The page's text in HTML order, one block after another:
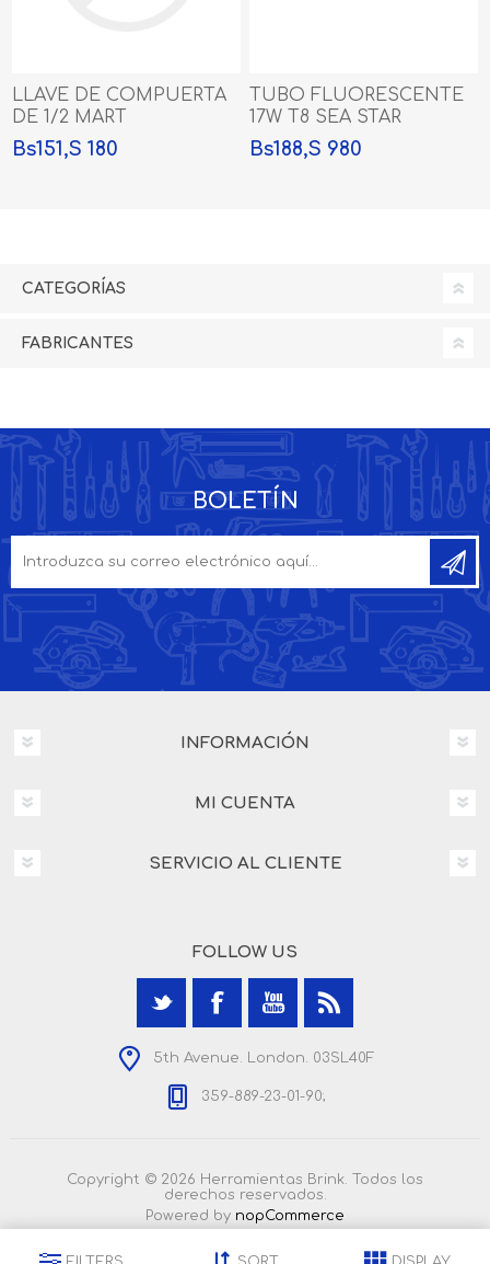
LLAVE DE COMPUERTA
DE 1/2 MART
Bs151,S 180
TUBO FLUORESCENTE
17W T8 SEA STAR
Bs188,S 980
CATEGORÍAS
FABRICANTES
BOLETÍN
INFORMACIÓN
MI CUENTA
SERVICIO AL CLIENTE
FOLLOW US
5th Avenue. London. 03SL40F
359-889-23-01-90;
Copyright © 2026 Herramientas Brink. Todos los
derechos reservados.
Powered by nopCommerce